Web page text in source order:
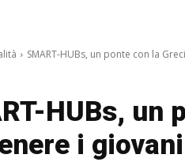
SMART-HUBs, un ponte con la
HUBs, un
i giovani